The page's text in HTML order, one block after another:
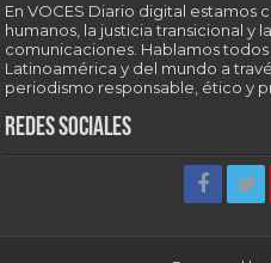
En VOCES Diario digital
humanos, la justicia transicional y
comunicaciones. Hablamos
Latinoamérica y del mundo a
periodismo responsable, ético y
Redes sociales